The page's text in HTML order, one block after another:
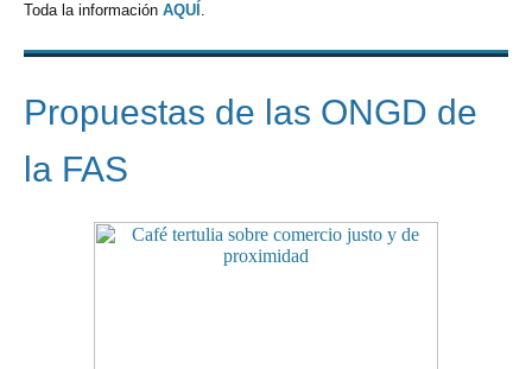
Toda la información AQUÍ .
Propuestas de las ONGD de
la FAS